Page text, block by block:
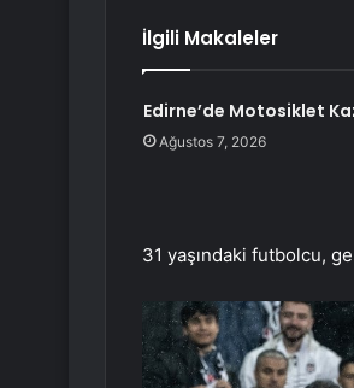
İlgili Makaleler
Edirne’de Motosiklet
Ağustos 7, 2026
31 yaşındaki futbolcu,